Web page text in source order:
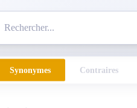
Synonymes Contraires